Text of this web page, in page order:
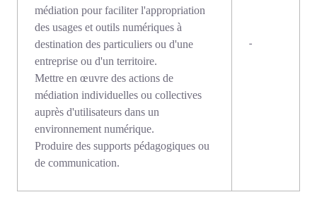
médiation pour faciliter l'appropriation
des usages et outils numériques à
destination des particuliers ou d'une
entreprise ou d'un territoire.
Mettre en œuvre des actions de
médiation individuelles ou collectives
auprès d'utilisateurs dans un
environnement numérique.
Produire des supports pédagogiques ou
de communication.
-